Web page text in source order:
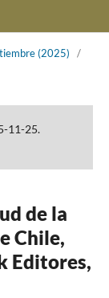
(2025)
/
11-25.
de la
Chile,
Editores,